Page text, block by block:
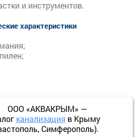
и инструментов.
характеристики
ООО «АКВАКРЫМ» —
канализация в Крыму
Симферополь).